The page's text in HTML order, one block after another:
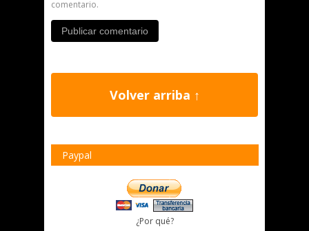
comentario.
Volver arriba ↑
Paypal
¿Por qué?